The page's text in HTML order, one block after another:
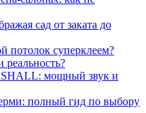
сад от заката до
потолок суперклеем?
реальность?
мощный звук и
полный гид по выбору